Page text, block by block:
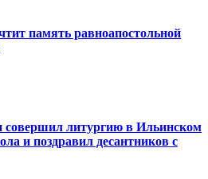
память равноапостольной
литургию в Ильинском
и поздравил десантников с